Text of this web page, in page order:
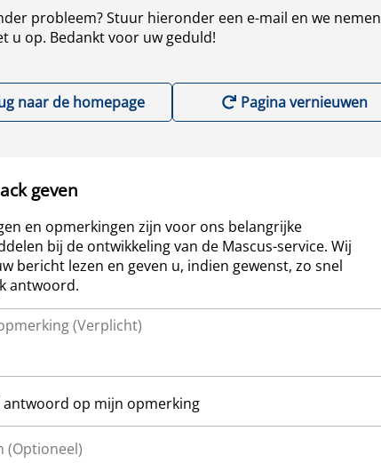
probleem? Stuur hieronder een e-mail en we nemen
u op. Bedankt voor uw geduld!
naar de homepage Pagina vernieuwen
geven
en opmerkingen zijn voor ons belangrijke
bij de ontwikkeling van de Mascus-service. Wij
bericht lezen en geven u, indien gewenst, zo snel
antwoord.
antwoord op mijn opmerking